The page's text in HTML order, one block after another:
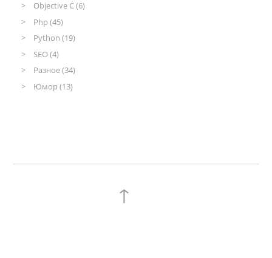
Objective C (6)
Php (45)
Python (19)
SEO (4)
Разное (34)
Юмор (13)
↑